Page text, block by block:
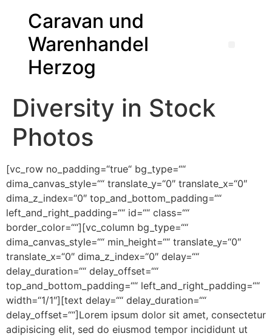
Caravan und
Warenhandel
Herzog
Diversity in Stock
Photos
[vc_row no_padding=“true“ bg_type=““
dima_canvas_style=““ translate_y=“0″ translate_x=“0″
dima_z_index=“0″ top_and_bottom_padding=““
left_and_right_padding=““ id=““ class=““
border_color=““][vc_column bg_type=““
dima_canvas_style=““ min_height=““ translate_y=“0″
translate_x=“0″ dima_z_index=“0″ delay=““
delay_duration=““ delay_offset=““
top_and_bottom_padding=““ left_and_right_padding=““
width=“1/1″][text delay=““ delay_duration=““
delay_offset=““]Lorem ipsum dolor sit amet, consectetur
adipisicing elit, sed do eiusmod tempor incididunt ut